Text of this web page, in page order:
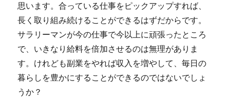
思います。合っている仕事をピックアップすれば、
長く取り組み続けることができるはずだからです。
サラリーマンが今の仕事で今以上に頑張ったところ
で、いきなり給料を倍加させるのは無理がありま
す。けれども副業をやれば収入を増やして、毎日の
暮らしを豊かにすることができるのではないでしょ
うか？